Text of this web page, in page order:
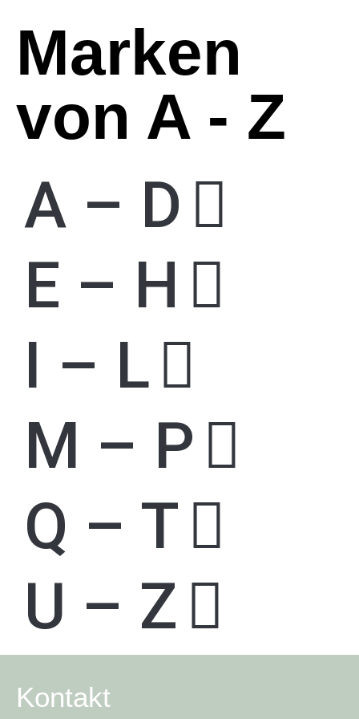
Marken
von A - Z
A – D
E – H
I – L
M – P
Q – T
U – Z
Kontakt